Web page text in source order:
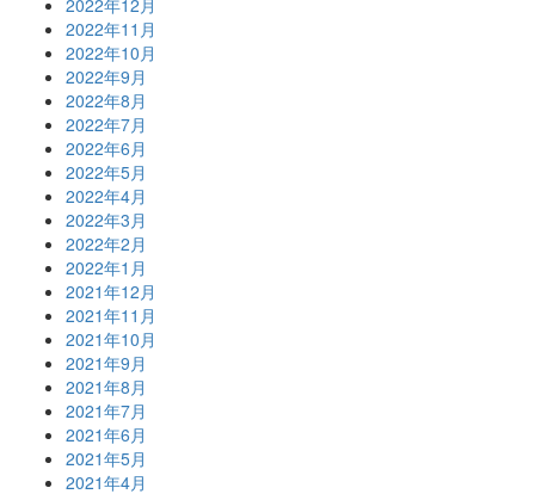
2022年11月
2022年10月
2022年9月
2022年8月
2022年7月
2022年6月
2022年5月
2022年4月
2022年3月
2022年2月
2022年1月
2021年12月
2021年11月
2021年10月
2021年9月
2021年8月
2021年7月
2021年6月
2021年5月
2021年4月